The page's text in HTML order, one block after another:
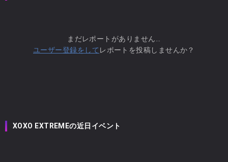
まだレポートがありません...
ユーザー登録をして レポートを投稿しませんか？
XOXO EXTREMEの近日イベント